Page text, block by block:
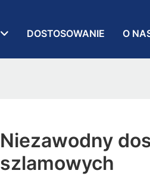
DOSTOSOWANIE O
Niezawodny
szlamowych